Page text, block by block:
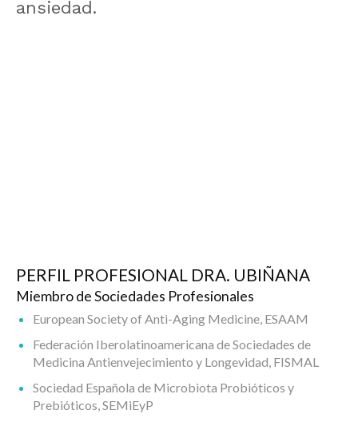
ansiedad.
PERFIL PROFESIONAL DRA. UBIÑANA
Miembro de Sociedades Profesionales
European Society of Anti-Aging Medicine, ESAAM
Federación Iberolatinoamericana de Sociedades de
Medicina Antienvejecimiento y Longevidad, FISMAL
Sociedad Española de Microbiota Probióticos y
Prebióticos, SEMiEyP